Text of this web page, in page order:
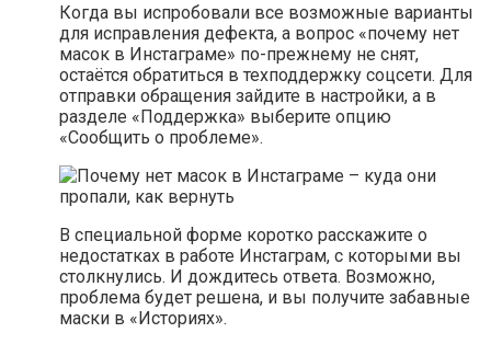
Когда вы испробовали все возможные варианты
для исправления дефекта, а вопрос «почему нет
масок в Инстаграме» по-прежнему не снят,
остаётся обратиться в техподдержку соцсети. Для
отправки обращения зайдите в настройки, а в
разделе «Поддержка» выберите опцию
«Сообщить о проблеме».
В специальной форме коротко расскажите о
недостатках в работе Инстаграм, с которыми вы
столкнулись. И дождитесь ответа. Возможно,
проблема будет решена, и вы получите забавные
маски в «Историях».